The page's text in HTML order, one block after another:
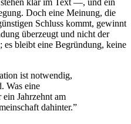
klar im Text —, und ein
Doch eine Meinung, die
Schluss kommt, gewinnt
überzeugt und nicht der
es bleibt eine Begründung, keine
ist notwendig,
Was eine
Jahrzehnt am
dahinter.”